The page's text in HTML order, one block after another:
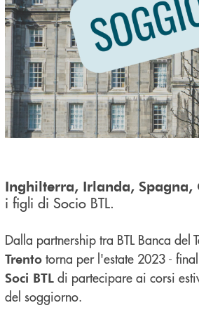
Inghilterra, Irlanda, Spagna,
i figli di Socio BTL.
Dalla partnership tra BTL Banca del
Trento torna per l'estate 2023 -
Soci BTL di partecipare ai corsi
del soggiorno.